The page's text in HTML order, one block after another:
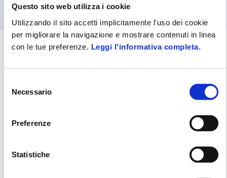
Questo sito web utilizza i cookie
Utilizzando il sito accetti implicitamente l'uso dei cookie
per migliorare la navigazione e mostrare contenuti in linea
con le tue preferenze. Leggi l'informativa completa.
delNecessario
Preferenze
Statistiche
Un progetto mondiale per la sicurezza